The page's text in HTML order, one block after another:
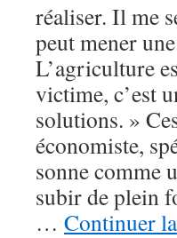
réaliser. Il me
peut mener
L’agriculture
victime, c’est
solutions. »
économiste,
sonne comme
subir de plein
… Continuer